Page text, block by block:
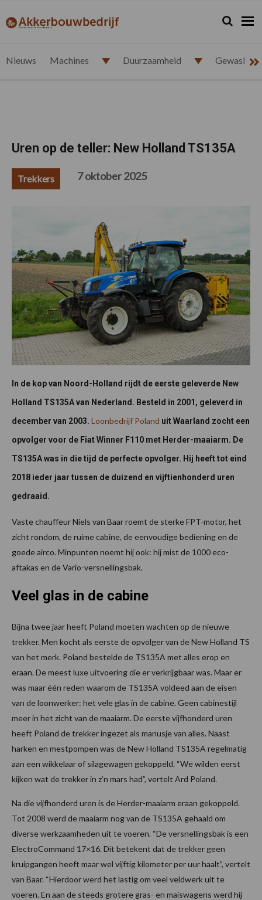
de
de
de
de
akkerbouwbedrijf.nl Zoeken...
Zoek
Nieuws Machines Duurzaamheid
Uren op de teller: New Holland TS135A
Trekkers 7 oktober 2025
In de kop van Noord-Holland rijdt de eerste geleverde New
Holland TS135A van Nederland. Besteld in 2001, geleverd in
december van 2003. Loonbedrijf Poland uit Waarland zocht een
opvolger voor de Fiat Winner F110 met Herder-maaiarm. De
TS135A was in die tijd de perfecte opvolger. Hij heeft tot eind
2018 ieder jaar tussen de duizend en vijftienhonderd uren
gedraaid.
Vaste chauffeur Niels van Baar roemt de sterke FPT-motor, het
zicht rondom, de ruime cabine, de eenvoudige bediening en de
goede airco. Minpunten noemt hij ook: hij mist de 1000 eco-
aftakas en de Vario-versnellingsbak.
Veel glas in de cabine
Bijna twee jaar heeft Poland moeten wachten op de nieuwe
trekker. Men kocht als eerste de opvolger van de New Holland TS
van het merk. Poland bestelde de TS135A met alles erop en
eraan. De meest luxe uitvoering die er verkrijgbaar was. Maar er
was maar één reden waarom de TS135A voldeed aan de eisen
van de loonwerker: het vele glas in de cabine. Geen cabinestijl
meer in het zicht van de maaiarm. De eerste vijfhonderd uren
heeft Poland de trekker ingezet als manusje van alles. Naast
harken en mestpompen was de New Holland TS135A regelmatig
aan een wikkelaar of silagewagen gekoppeld. “We wilden eerst
kijken wat de trekker in z’n mars had”, vertelt Ard Poland.
Na die vijfhonderd uren is de Herder-maaiarm eraan gekoppeld.
Tot 2008 werd de maaiarm nog van de TS135A gehaald om
diverse werkzaamheden uit te voeren. “De versnellingsbak is een
ElectroCommand 17×16. Dit betekent dat de trekker geen
kruipgangen heeft maar wel vijftig kilometer per uur haalt”, vertelt
van Baar. “Hierdoor werd het lastig om veel veldwerk uit te
voeren. En aan de steeds grotere gras- en maiswagens werd hij